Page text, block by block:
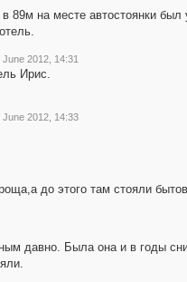
89м на месте автостоянки был
June 2012, 14:31
Ирис.
June 2012, 14:33
до этого там стояли
давно. Была она и в годы